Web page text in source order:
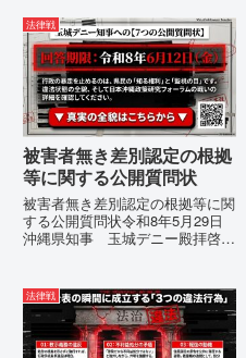
に、玉城デニー宛に以下の違法状
態の指摘と意見陳述（弁明）留保
の通告を行いました。沖縄県は、
この時は、違法を認めて軌道修正
す...
法律戦
被害者無き差別認定の根拠
等に関する公開質問状
被害者無き差別認定の根拠等に関
する公開質問状令和8年5月29日
沖縄県知事 玉城デニー殿拝啓貴
ます。私は、適正な意見陳述（弁
明）を行うにあたり、沖縄県行政
手続条例第28条で定められた...
法律戦